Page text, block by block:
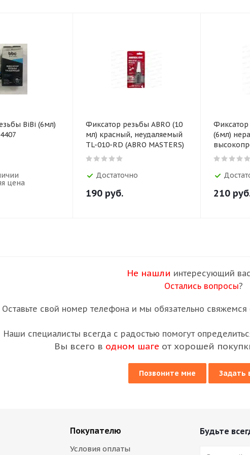
BiBi (6мл)
цена
Фиксатор резьбы ABRO (10
мл) красный, неудаляемый
TL-010-RD (ABRO MASTERS)
Достаточно
190руб.
(6мл)
210
Не нашли интересующий
Остались вопросы?
Оставьте свой номер телефона и мы обязательно свяжемся
Наши специалисты всегда с радостью помогут
Вы всего в одном шаге от хорошей
Позвоните мне Задать
Покупателю
Условия оплаты
Будьте